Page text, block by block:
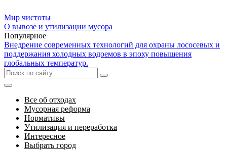
Мир чистоты
О вывозе и утилизации мусора
Популярное
Внедрение современных технологий для охраны лососевых и
поддержания холодных водоемов в эпоху повышения
глобальных температур.
Все об отходах
Мусорная реформа
Нормативы
Утилизация и переработка
Интересное
Выбрать город